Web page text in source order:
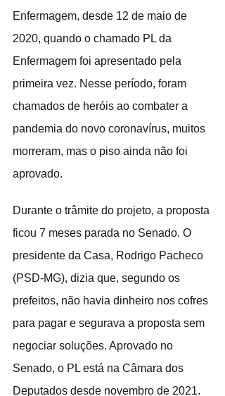
Enfermagem, desde 12 de maio de
2020, quando o chamado PL da
Enfermagem foi apresentado pela
primeira vez. Nesse período, foram
chamados de heróis ao combater a
pandemia do novo coronavírus, muitos
morreram, mas o piso ainda não foi
aprovado.
Durante o trâmite do projeto, a proposta
ficou 7 meses parada no Senado. O
presidente da Casa, Rodrigo Pacheco
(PSD-MG), dizia que, segundo os
prefeitos, não havia dinheiro nos cofres
para pagar e segurava a proposta sem
negociar soluções. Aprovado no
Senado, o PL está na Câmara dos
Deputados desde novembro de 2021.